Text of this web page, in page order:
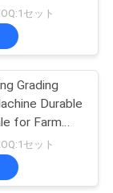
セット
Grading
Durable
for Farm
Equipment
セット